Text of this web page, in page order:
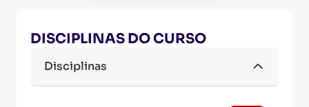
DISCIPLINAS DO CURSO
Disciplinas